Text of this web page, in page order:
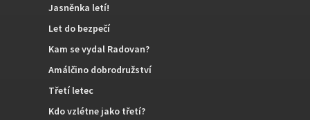
Jasněnka letí!
Let do bezpečí
Kam se vydal Radovan?
Amálčino dobrodružství
Třetí letec
Kdo vzlétne jako třetí?